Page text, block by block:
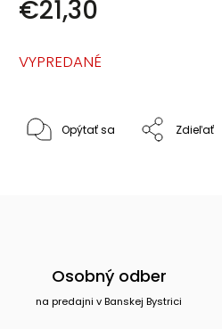
€21,30
VYPREDANÉ
Opýtať sa Zdieľať
Osobný odber
na predajni v Banskej Bystrici